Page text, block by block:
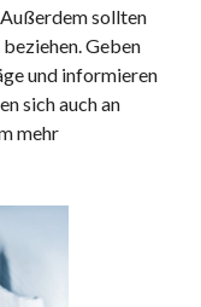
Außerdem sollten
Geben
und informieren
sich auch an
mehr